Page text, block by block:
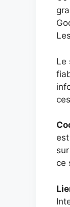
Le
ce